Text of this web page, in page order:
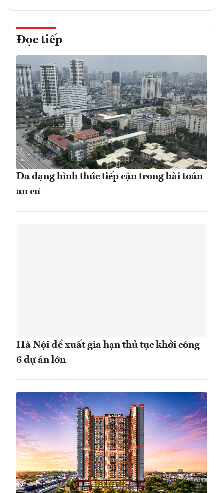
Đọc tiếp
Đa dạng hình thức tiếp cận trong bài toán
an cư
Hà Nội đề xuất gia hạn thủ tục khởi công
6 dự án lớn